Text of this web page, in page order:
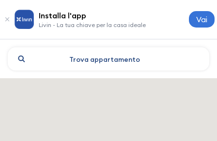
Installa l'app
Livin - La tua chiave per la casa ideale
Vai
Trova appartamento
Yekaterinburg: hotel e